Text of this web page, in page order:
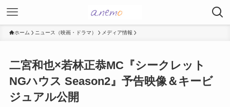
ホーム ニュース（映画・ドラマ） メディア情報
二宮和也×若林正恭MC『シークレット
NGハウス Season2』予告映像＆キービ
ジュアル公開